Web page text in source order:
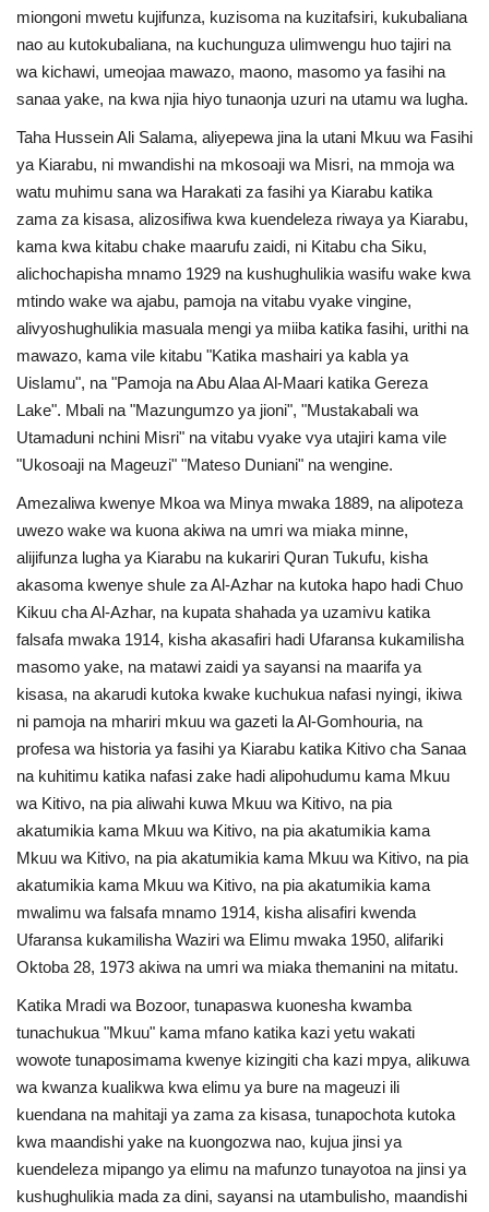
Kanuni na Masharti ya Udhamini wa
Nasser
Nyaraka na Marejeleo
Waanzilishi
Raia wa ulimwengu mzima
Nyaraka
Nafasi
Washiriki
Video
Maonyesho
Wadhamini
Language
French Arabic
miongoni mwetu kujifunza, kuzisoma na kuzitafsiri, kukubaliana
nao au kutokubaliana, na kuchunguza ulimwengu huo tajiri na
wa kichawi, umeojaa mawazo, maono, masomo ya fasihi na
sanaa yake, na kwa njia hiyo tunaonja uzuri na utamu wa lugha.
Taha Hussein Ali Salama, aliyepewa jina la utani Mkuu wa Fasihi
ya Kiarabu, ni mwandishi na mkosoaji wa Misri, na mmoja wa
watu muhimu sana wa Harakati za fasihi ya Kiarabu katika
zama za kisasa, alizosifiwa kwa kuendeleza riwaya ya Kiarabu,
kama kwa kitabu chake maarufu zaidi, ni Kitabu cha Siku,
alichochapisha mnamo 1929 na kushughulikia wasifu wake kwa
mtindo wake wa ajabu, pamoja na vitabu vyake vingine,
alivyoshughulikia masuala mengi ya miiba katika fasihi, urithi na
mawazo, kama vile kitabu "Katika mashairi ya kabla ya
Uislamu", na "Pamoja na Abu Alaa Al-Maari katika Gereza
Lake". Mbali na "Mazungumzo ya jioni", "Mustakabali wa
Utamaduni nchini Misri" na vitabu vyake vya utajiri kama vile
"Ukosoaji na Mageuzi" "Mateso Duniani" na wengine.
Amezaliwa kwenye Mkoa wa Minya mwaka 1889, na alipoteza
uwezo wake wa kuona akiwa na umri wa miaka minne,
alijifunza lugha ya Kiarabu na kukariri Quran Tukufu, kisha
akasoma kwenye shule za Al-Azhar na kutoka hapo hadi Chuo
Kikuu cha Al-Azhar, na kupata shahada ya uzamivu katika
falsafa mwaka 1914, kisha akasafiri hadi Ufaransa kukamilisha
masomo yake, na matawi zaidi ya sayansi na maarifa ya
kisasa, na akarudi kutoka kwake kuchukua nafasi nyingi, ikiwa
ni pamoja na mhariri mkuu wa gazeti la Al-Gomhouria, na
profesa wa historia ya fasihi ya Kiarabu katika Kitivo cha Sanaa
na kuhitimu katika nafasi zake hadi alipohudumu kama Mkuu
wa Kitivo, na pia aliwahi kuwa Mkuu wa Kitivo, na pia
akatumikia kama Mkuu wa Kitivo, na pia akatumikia kama
Mkuu wa Kitivo, na pia akatumikia kama Mkuu wa Kitivo, na pia
akatumikia kama Mkuu wa Kitivo, na pia akatumikia kama
mwalimu wa falsafa mnamo 1914, kisha alisafiri kwenda
Ufaransa kukamilisha Waziri wa Elimu mwaka 1950, alifariki
Oktoba 28, 1973 akiwa na umri wa miaka themanini na mitatu.
Katika Mradi wa Bozoor, tunapaswa kuonesha kwamba
tunachukua "Mkuu" kama mfano katika kazi yetu wakati
wowote tunaposimama kwenye kizingiti cha kazi mpya, alikuwa
wa kwanza kualikwa kwa elimu ya bure na mageuzi ili
kuendana na mahitaji ya zama za kisasa, tunapochota kutoka
kwa maandishi yake na kuongozwa nao, kujua jinsi ya
kuendeleza mipango ya elimu na mafunzo tunayotoa na jinsi ya
kushughulikia mada za dini, sayansi na utambulisho, maandishi